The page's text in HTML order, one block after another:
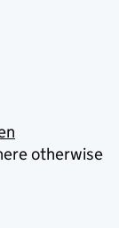
otherwise